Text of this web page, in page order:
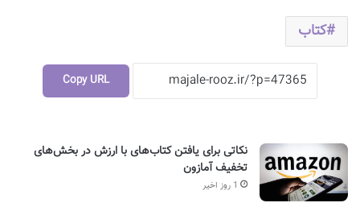
کتاب
Copy URL
نکاتی برای یافتن کتاب‌های با ارزش در بخش‌های
تخفیف آمازون
1 روز اخیر